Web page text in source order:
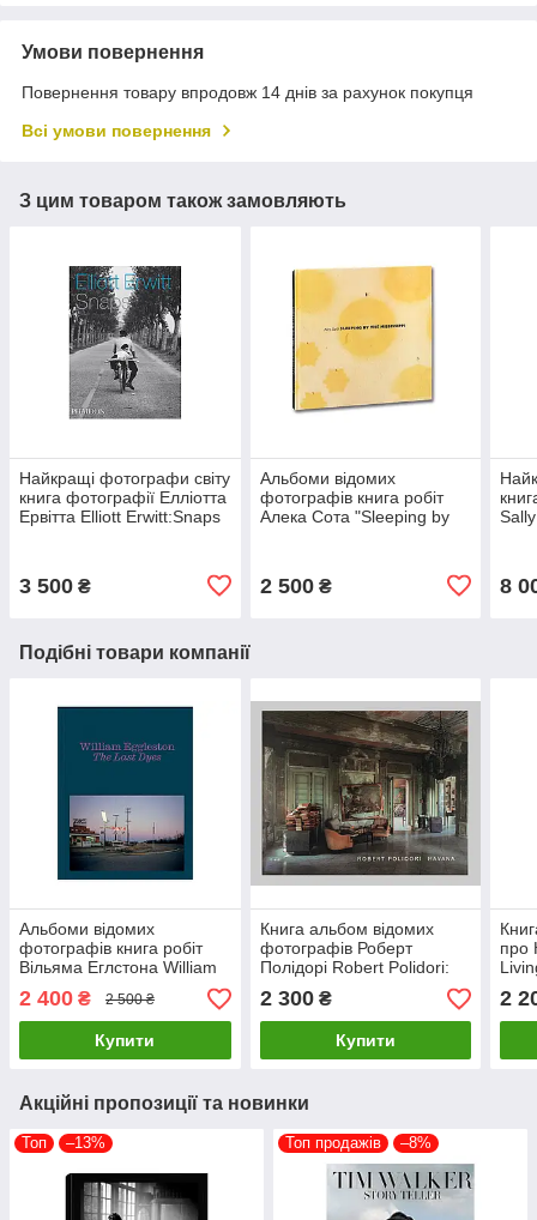
Умови повернення
Повернення товару впродовж 14 днів за рахунок покупця
Всі умови повернення
З цим товаром також замовляють
Найкращі фотографи світу
книга фотографії Елліотта
Ервітта Elliott Erwitt:Snaps
3 500 ₴
Альбоми відомих
фотографів книга робіт
Алека Сота "Sleeping by
2 500₴ 8
Подібні товари компанії
Альбоми відомих
фотографів книга робіт
Вільяма Еглстона William
Eggleston: The Last Dyes
книги про фотографію
2 400 ₴ 2 500 ₴
Купити
Книга альбом відомих
фотографів Роберт
Полідорі Robert Polidori:
Havana книги про
мистецтво фотографії
2 300₴
Купити
про
2
Акційні пропозиції та новинки
Топ –13% Топ продажів –8%